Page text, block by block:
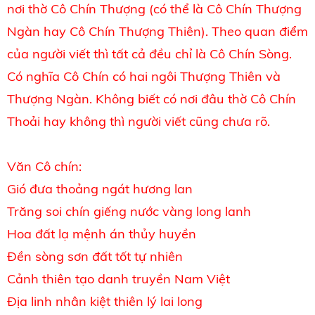
nơi thờ Cô Chín Thượng (có thể là Cô Chín Thượng
Ngàn hay Cô Chín Thượng Thiên). Theo quan điểm
của người viết thì tất cả đều chỉ là Cô Chín Sòng.
Có nghĩa Cô Chín có hai ngôi Thượng Thiên và
Thượng Ngàn. Không biết có nơi đâu thờ Cô Chín
Thoải hay không thì người viết cũng chưa rõ.
Văn Cô chín:
Gió đưa thoảng ngát hương lan
Trăng soi chín giếng nước vàng long lanh
Hoa đất lạ mệnh án thủy huyền
Đền sòng sơn đất tốt tự nhiên
Cảnh thiên tạo danh truyền Nam Việt
Địa linh nhân kiệt thiên lý lai long